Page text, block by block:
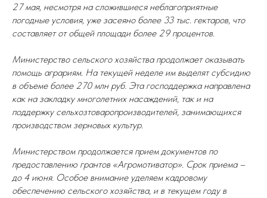
27 мая, несмотря на сложившиеся неблагоприятные
погодные условия, уже засеяно более 33 тыс. гектаров, что
составляет от общей площади более 29 процентов.
Министерство сельского хозяйства продолжает оказывать
помощь аграриям. На текущей неделе им выделят субсидию
в объеме более 270 млн руб. Эта господдержка направлена
как на закладку многолетних насаждений, так и на
поддержку сельхозтоваропроизводителей, занимающихся
производством зерновых культур.
Министерством продолжается прием документов по
предоставлению грантов «Агромотиватор». Срок приема –
до 4 июня. Особое внимание уделяем кадровому
обеспечению сельского хозяйства, и в текущем году в